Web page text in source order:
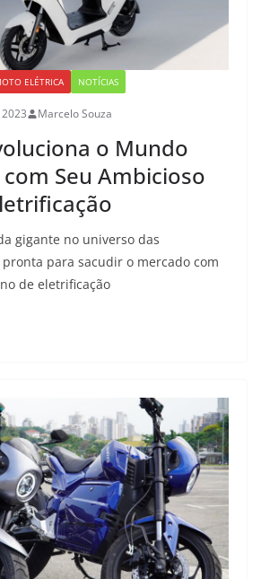
ELÉTRICA NOTÍCIAS
Marcelo Souza
o Mundo
Seu Ambicioso
gigante no universo das
para sacudir o mercado com
de eletrificação